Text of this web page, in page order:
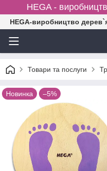
HEGA -
HEGA-виробництво
Товари та послуги
Новинка –5%